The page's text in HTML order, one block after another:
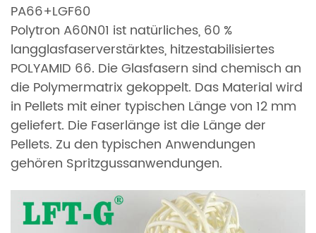
PA66+LGF60
Polytron A60N01 ist natürliches, 60 %
langglasfaserverstärktes, hitzestabilisiertes
POLYAMID 66. Die Glasfasern sind chemisch an
die Polymermatrix gekoppelt. Das Material wird
in Pellets mit einer typischen Länge von 12 mm
geliefert. Die Faserlänge ist die Länge der
Pellets. Zu den typischen Anwendungen
gehören Spritzgussanwendungen.